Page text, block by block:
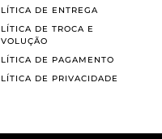
DE ENTREGA
DE TROCA E
DE PAGAMENTO
DE PRIVACIDADE